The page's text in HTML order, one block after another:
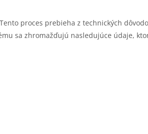
proces prebieha z technických
sa zhromažďujú nasledujúce údaje,